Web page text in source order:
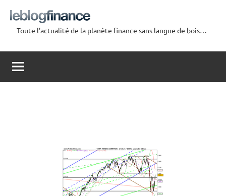
contenu
Blog
Finance
Toute l'actualité de la planète finance sans langue de bois…